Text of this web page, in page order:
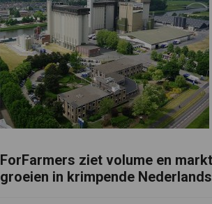
ForFarmers ziet volume en
groeien in krimpende